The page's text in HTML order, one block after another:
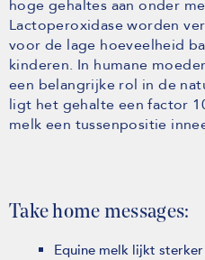
hoge gehaltes aan onder
Lactoperoxidase worden
voor de lage hoeveelheid
kinderen. In humane
een belangrijke rol in de
ligt het gehalte een factor
melk een tussenpositie
Take home messages:
Equine melk lijkt